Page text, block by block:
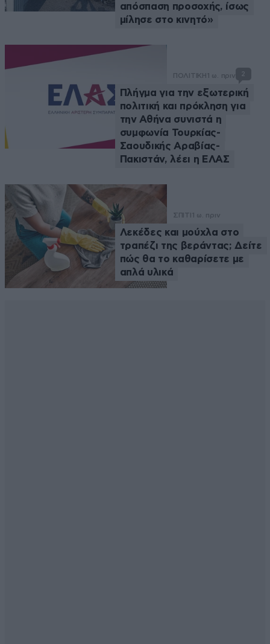
απόσπαση προσοχής, ίσως
μίλησε στο κινητό»
ΠΟΛΙΤΙΚΗ 1 ω. πριν 2
Πλήγμα για την εξωτερική
πολιτική και πρόκληση για
την Αθήνα συνιστά η
συμφωνία Τουρκίας-
Σαουδικής Αραβίας-
Πακιστάν, λέει η ΕΛΑΣ
ΣΠΙΤΙ 1 ω. πριν
Λεκέδες και μούχλα στο
τραπέζι της βεράντας; Δείτε
πώς θα το καθαρίσετε με
απλά υλικά